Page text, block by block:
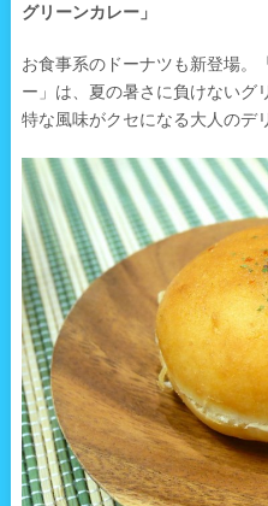
グリーンカレー」
お食事系のドーナツも新登場。
ー」は、夏の暑さに負けないグ
特な風味がクセになる大人のデ